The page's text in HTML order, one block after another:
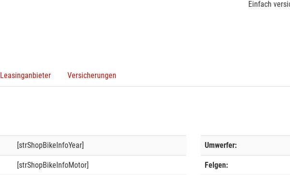
Einfach
Leasinganbieter Versicherungen
[strShopBikeInfoYear]
[strShopBikeInfoMotor]
Umwerfer:
Felgen: